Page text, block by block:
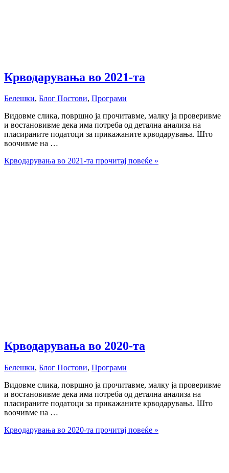
Крводарувања во 2021-та
Белешки, Блог Постови, Програми
Видовме слика, површно ја прочитавме, малку ја проверивме
и востановивме дека има потреба од детална анализа на
пласираните податоци за прикажаните крводарувања. Што
воочивме на …
Крводарувања во 2021-та прочитај повеќе »
Крводарувања во 2020-та
Белешки, Блог Постови, Програми
Видовме слика, површно ја прочитавме, малку ја проверивме
и востановивме дека има потреба од детална анализа на
пласираните податоци за прикажаните крводарувања. Што
воочивме на …
Крводарувања во 2020-та прочитај повеќе »